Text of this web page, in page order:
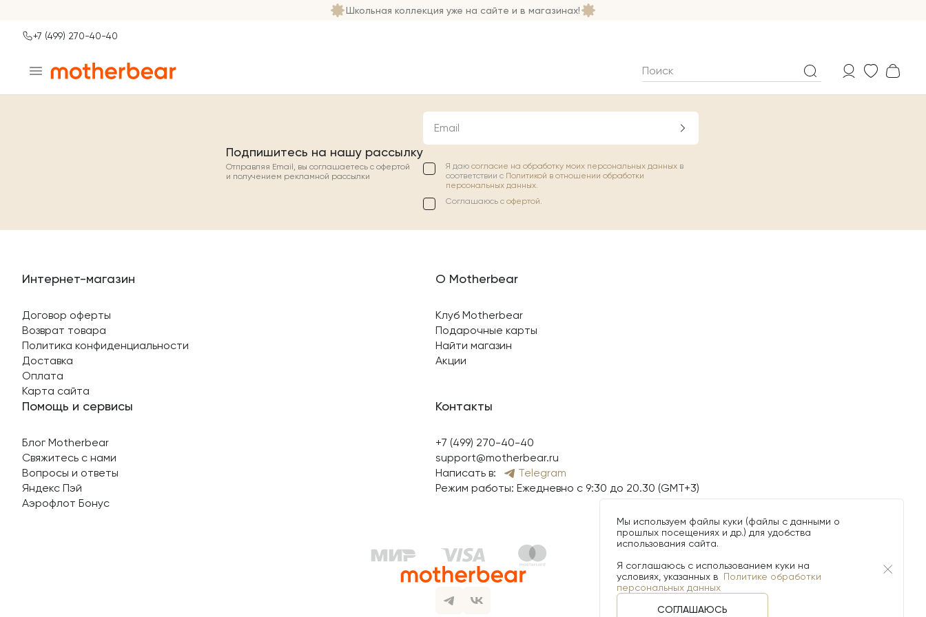
Школьная коллекция уже на сайте и в магазинах!
Ваш город
+7 (499) 270-40-40
Подпишитесь на нашу рассылку
Отправляя Email, вы соглашаетесь с офертой
и получением рекламной рассылки
Email
Я даю согласие на обработку моих персональных данных в
соответствии с Политикой в отношении обработки
персональных данных.
Соглашаюсь с офертой.
Интернет-магазин
Договор оферты
Возврат товара
Политика конфиденциальности
Доставка
Оплата
Карта сайта
О Motherbear
Клуб Motherbear
Подарочные карты
Найти магазин
Акции
Помощь и сервисы
Блог Motherbear
Свяжитесь с нами
Вопросы и ответы
Яндекс Пэй
Аэрофлот Бонус
Контакты
+7 (499) 270-40-40
support@motherbear.ru
Написать в:
Telegram
Режим работы: Ежедневно с 9:30 до 20.30 (GMT+3)
Мы используем файлы куки (файлы с данными о
прошлых посещениях и др.) для удобства
использования сайта.
Я соглашаюсь с использованием куки на
условиях, указанных в Политике обработки
персональных данных
СОГЛАШАЮСЬ